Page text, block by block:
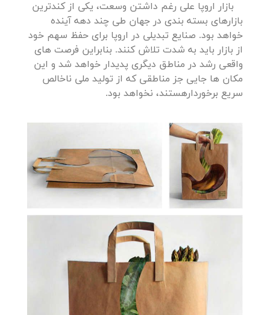
بازار اروپا علی رغم داشتن وسعت، یکی از کندترین
بازارهای بسته بندی در جهان طی چند دهه آینده
خواهد بود. صنایع تبدیلی در اروپا برای حفظ سهم خود
از بازار باید به شدت تلاش کنند. بنابراین فرصت های
واقعی رشد در مناطق دیگری پدیدار خواهد شد و این
مکان ها جایی جز مناطقی که از تولید ملی ناخالص
سریع برخوردارهستند، نخواهد بود.